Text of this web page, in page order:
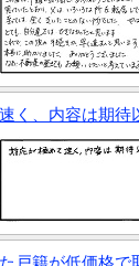
く、内容は期待